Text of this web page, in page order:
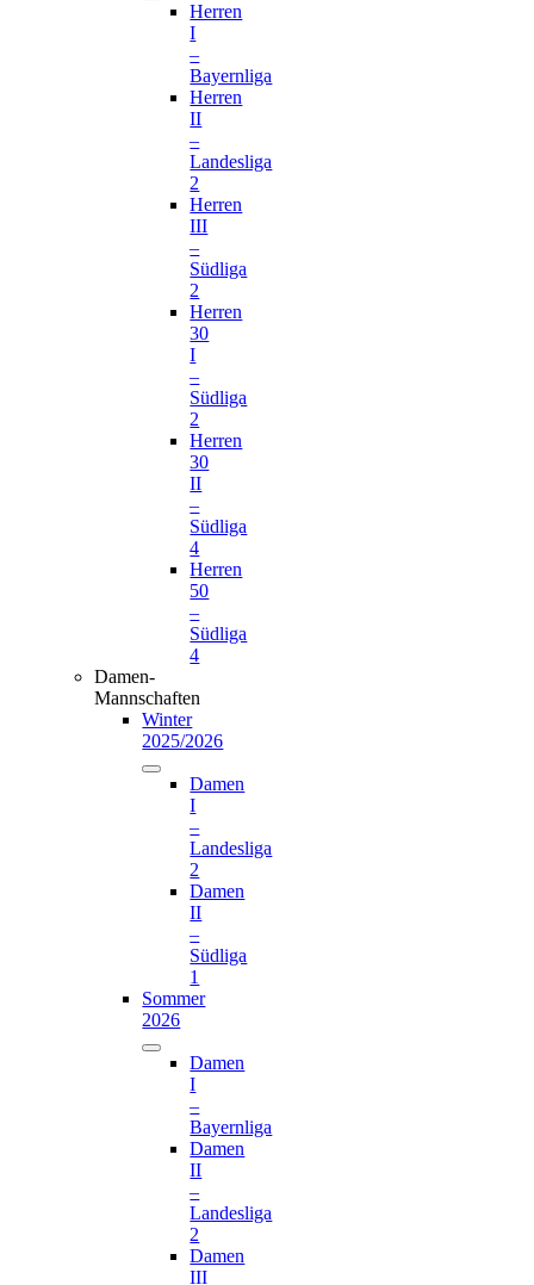
Herren
I
–
Bayernliga
Herren
II
–
Landesliga
2
Herren
III
–
Südliga
2
Herren
30
I
–
Südliga
2
Herren
30
II
–
Südliga
4
Herren
50
–
Südliga
4
Damen-
Mannschaften
Winter
2025/2026
Damen
I
–
Landesliga
2
Damen
II
–
Südliga
1
Sommer
2026
Damen
I
–
Bayernliga
Damen
II
–
Landesliga
2
Damen
III